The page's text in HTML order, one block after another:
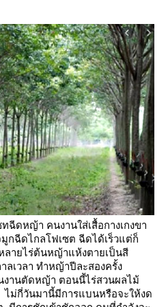
ฉีดหญ้า คนงานใส่เสื้อกางเกงขา
กฉีดไกลโฟเซต ฉีดได้เร็วแต่ก็
ลายไร่ต้นหญ้าแห้งตายเป็นสี
ลเวลา ทำหญ้าปีละสองครั้ง
งานตัดหญ้า ตอนนี้ไร่สวนผลไม้
ไม่กี่วันมานี้มีการแบนหรือจะให้งด